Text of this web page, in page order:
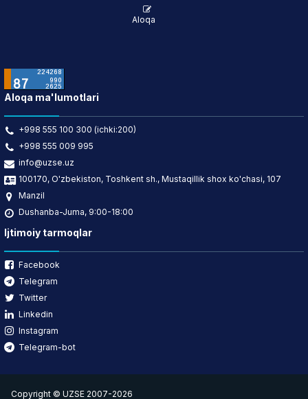
Aloqa
Aloqa ma'lumotlari
+998 555 100 300 (ichki:200)
+998 555 009 995
info@uzse.uz
100170, O'zbekiston, Toshkent sh., Mustaqillik shox ko'chasi, 107
Manzil
Dushanba-Juma, 9:00-18:00
Ijtimoiy tarmoqlar
Facebook
Telegram
Twitter
Linkedin
Instagram
Telegram-bot
Copyright © UZSE 2007-2026